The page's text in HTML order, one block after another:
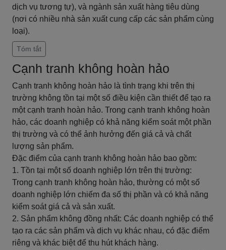
dịch vụ tương tự), và ngành sản xuất hàng tiêu dùng
(nơi có nhiều nhà sản xuất cung cấp các sản phẩm cùng
loại).
Tóm tắt
Cạnh tranh không hoàn hảo
Cạnh tranh không hoàn hảo là tình trạng khi trên thị
trường không tồn tại một số điều kiện cần thiết để tạo ra
một cạnh tranh hoàn hảo. Trong cạnh tranh không hoàn
hảo, các doanh nghiệp có khả năng kiểm soát một phần
thị trường và có thể ảnh hưởng đến giá cả và chất
lượng sản phẩm.
Đặc điểm của cạnh tranh không hoàn hảo bao gồm:
1. Tồn tại một số doanh nghiệp lớn trên thị trường:
Trong cạnh tranh không hoàn hảo, thường có một số
doanh nghiệp lớn chiếm đa số thị phần và có khả năng
kiểm soát giá cả và sản xuất.
2. Sản phẩm không đồng nhất: Các doanh nghiệp có thể
tạo ra các sản phẩm và dịch vụ khác nhau, có đặc điểm
riêng và khác biệt để thu hút khách hàng.